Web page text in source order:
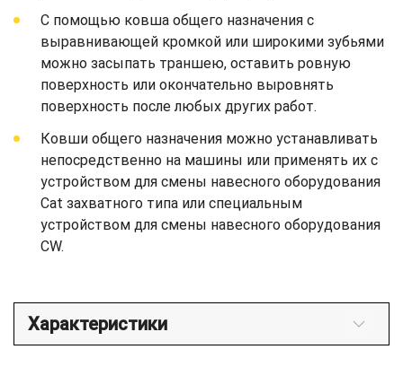
С помощью ковша общего назначения с
выравнивающей кромкой или широкими зубьями
можно засыпать траншею, оставить ровную
поверхность или окончательно выровнять
поверхность после любых других работ.
Ковши общего назначения можно устанавливать
непосредственно на машины или применять их с
устройством для смены навесного оборудования
Cat захватного типа или специальным
устройством для смены навесного оборудования
CW.
Характеристики